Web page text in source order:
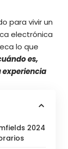
para vivir un
electrónica
lo que
es,
experiencia
2024